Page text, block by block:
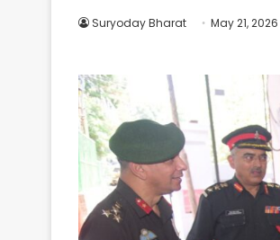
Suryoday Bharat May 21, 2026